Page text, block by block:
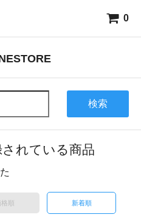
0
検索
されている商品
格順 新着順